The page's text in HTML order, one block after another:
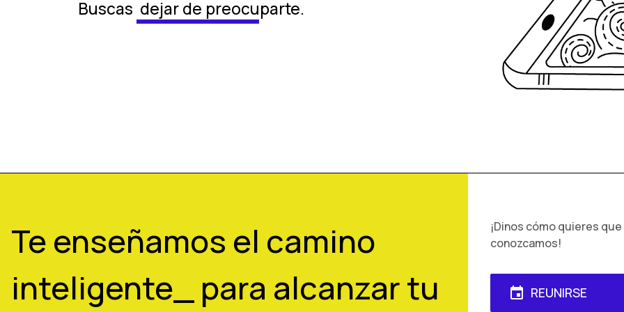
Buscas dejar de preocuparte.
Te enseñamos el camino
inteligente_ para alcanzar tu
¡Dinos cómo quieres
conozcamos!
event REUNIRSE